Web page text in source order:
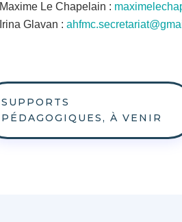
Maxime Le Chapelain :
Irina Glavan :
SUPPORTS
PÉDAGOGIQUES, À VENIR